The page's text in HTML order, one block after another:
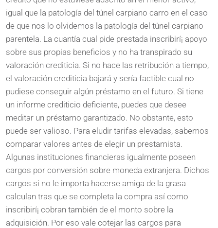
igual que la patologí­a del túnel carpiano carro en el caso
de que nos lo olvidemos la patologí­a del túnel carpiano
parentela. La cuantía cual pide prestada inscribirí¡ apoyo
sobre sus propias beneficios y no ha transpirado su
valoración crediticia. Si no hace las retribución a tiempo,
el valoración crediticia bajará y serí­a factible cual no
pudiese conseguir algún préstamo en el futuro. Si tiene
un informe crediticio deficiente, puedes que desee
meditar un préstamo garantizado. No obstante, esto
puede ser valioso. Para eludir tarifas elevadas, sabemos
comparar valores antes de elegir un prestamista.
Algunas instituciones financieras igualmente poseen
cargos por conversión sobre moneda extranjera. Dichos
cargos si no le importa hacerse amiga de la grasa
calculan tras que se completa la compra así­ como
inscribirí¡ cobran también de el monto sobre la
adquisición. Por eso vale cotejar las cargos para